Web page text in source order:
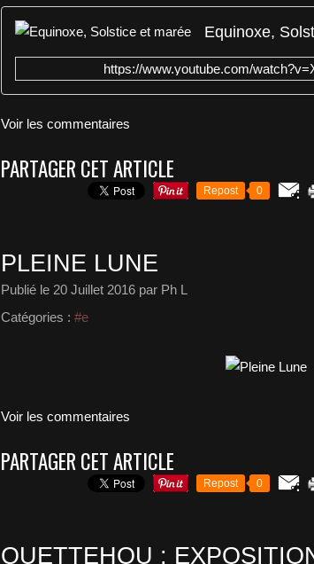
Equinoxe,
https://www.youtube.com/
Voir les commentaires
PARTAGER CET ARTICLE
Repost 0
PLEINE LUNE
Publié le 20 Juillet 2016 par Ph L
Catégories : #e
Voir les commentaires
PARTAGER CET ARTICLE
Repost 0
QUETTEHOU :